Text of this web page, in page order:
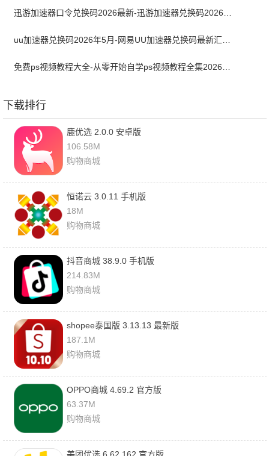
下载排行
鹿优选 2.0.0 安卓版
106.58M
购物商城
恒诺云 3.0.11 手机版
18M
购物商城
抖音商城 38.9.0 手机版
214.83M
购物商城
shopee泰国版 3.13.13 最新版
187.1M
购物商城
OPPO商城 4.69.2 官方版
63.37M
购物商城